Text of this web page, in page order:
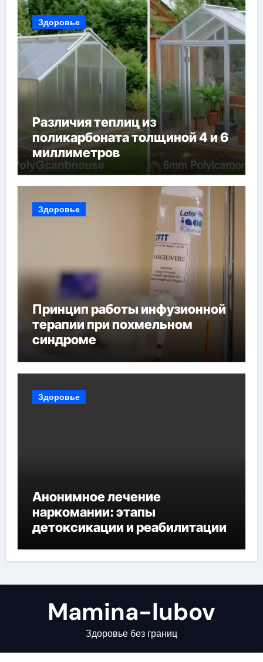
Здоровье
Различия теплиц из
поликарбоната толщиной 4 и 6
миллиметров
Здоровье
Принцип работы инфузионной
терапии при похмельном
синдроме
Здоровье
Анонимное лечение
наркомании: этапы
детоксикации и реабилитации
Mamina-lubov
Здоровье без границ